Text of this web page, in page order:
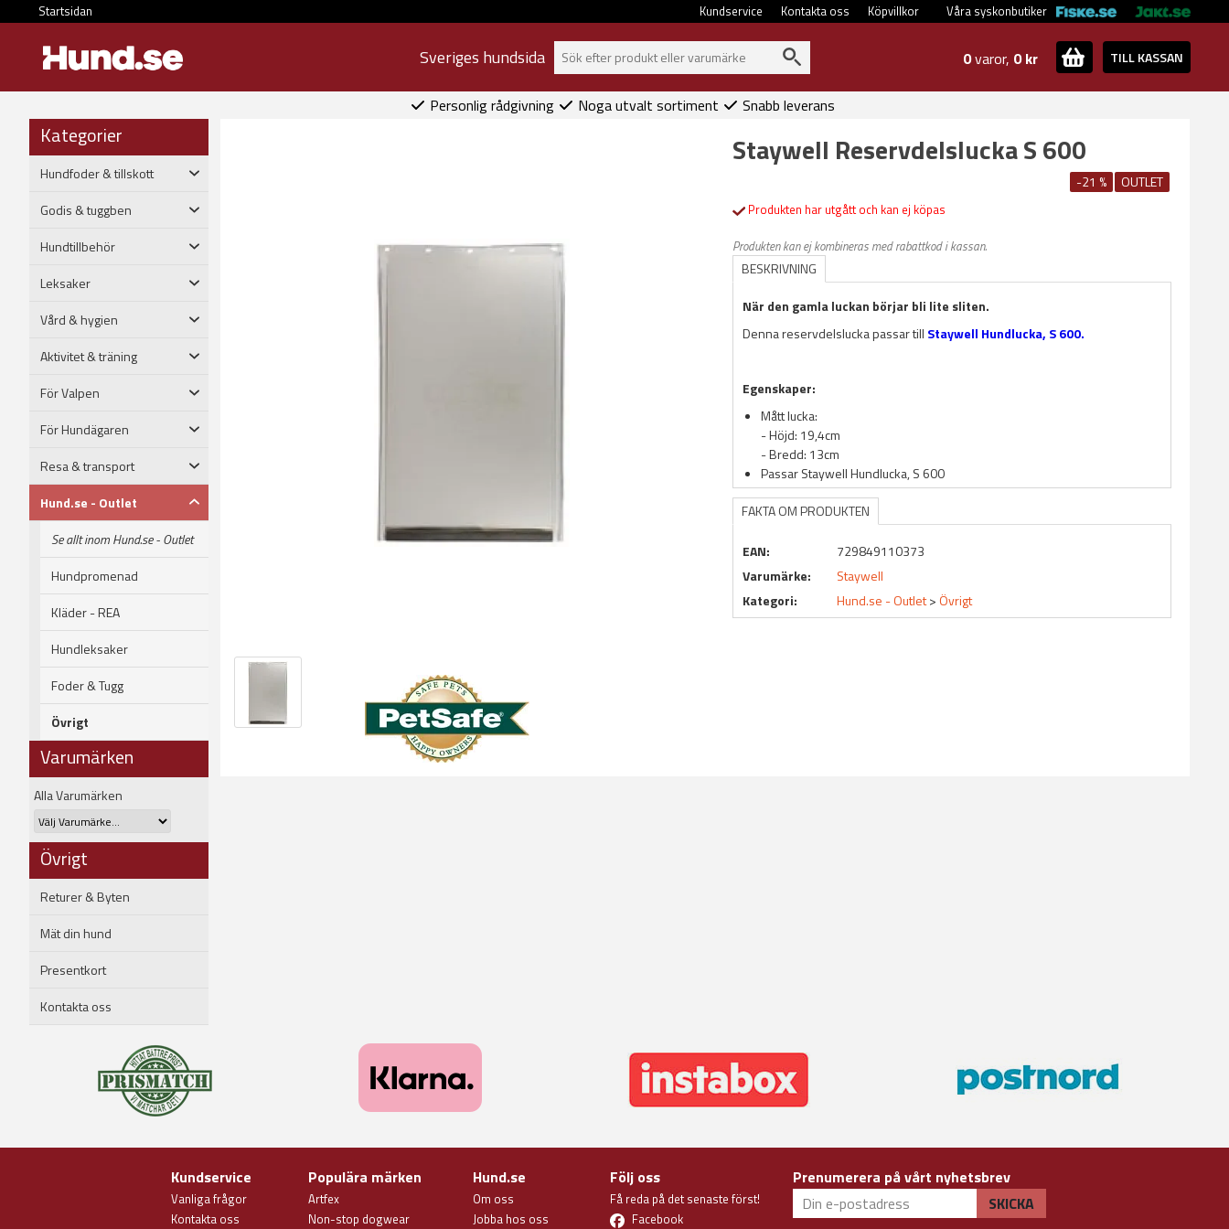
Startsidan Våra syskonbutiker
Köpvillkor
Kontakta oss
Kundservice
Sveriges hundsida 0varor, 0 kr TILL KASSAN
Personlig rådgivning Noga utvalt sortiment Snabb leverans
Kategorier
Hundfoder & tillskott
Godis & tuggben
Hundtillbehör
Leksaker
Vård & hygien
Aktivitet & träning
För Valpen
För Hundägaren
Resa & transport
Hund.se - Outlet
Se allt inom Hund.se - Outlet
Hundpromenad
Kläder - REA
Hundleksaker
Foder & Tugg
Övrigt
Varumärken
Alla Varumärken
Övrigt
Returer & Byten
Mät din hund
Presentkort
Kontakta oss
Staywell Reservdelslucka S 600
-21 % OUTLET
Produkten har utgått och kan ej köpas
Produkten kan ej kombineras med rabattkod i kassan.
BESKRIVNING
När den gamla luckan börjar bli lite sliten.
Denna reservdelslucka passar till Staywell Hundlucka, S 600.
Egenskaper:
Mått lucka:
- Höjd: 19,4cm
- Bredd: 13cm
Passar Staywell Hundlucka, S 600
FAKTA OM PRODUKTEN
EAN:
729849110373
Varumärke:
Staywell
Kategori:
Hund.se - Outlet> Övrigt
Kundservice
Vanliga frågor
Kontakta oss
Populära märken
Artfex
Non-stop dogwear
Hund.se
Om oss
Jobba hos oss
Följ oss
Få reda på det senaste först!
Facebook
Prenumerera på vårt nyhetsbrev
SKICKA